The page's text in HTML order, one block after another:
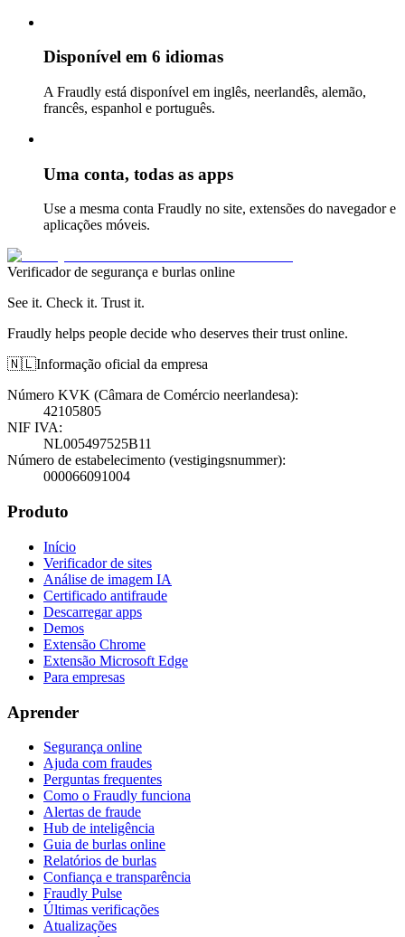
Disponível em 6 idiomas
A Fraudly está disponível em inglês, neerlandês, alemão,
francês, espanhol e português.
Uma conta, todas as apps
Use a mesma conta Fraudly no site, extensões do navegador e
aplicações móveis.
Verificador de segurança e burlas online
See it. Check it. Trust it.
Fraudly helps people decide who deserves their trust online.
🇳🇱Informação oficial da empresa
Número KVK (Câmara de Comércio neerlandesa):
42105805
NIF IVA:
NL005497525B11
Número de estabelecimento (vestigingsnummer):
000066091004
Produto
Início
Verificador de sites
Análise de imagem IA
Certificado antifraude
Descarregar apps
Demos
Extensão Chrome
Extensão Microsoft Edge
Para empresas
Aprender
Segurança online
Ajuda com fraudes
Perguntas frequentes
Como o Fraudly funciona
Alertas de fraude
Hub de inteligência
Guia de burlas online
Relatórios de burlas
Confiança e transparência
Fraudly Pulse
Últimas verificações
Atualizações